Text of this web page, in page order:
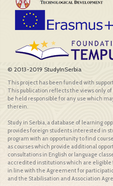
© 2013-2019 StudyInSerbia
This project has been funded with
This publication reflects the views only
be held responsible for any use which
therein.
Study in Serbia, a database of learning
provides foreign students interested in
program with an opportunity to find
as courses which provide additional
consultations in English or language
accredited institutions which are eligible
in line with the Agreement for
and the Stabilisation and Association